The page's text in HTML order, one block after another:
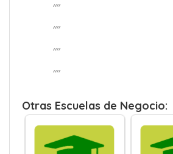
“”
“”
“”
“”
Otras Escuelas de Negocio: